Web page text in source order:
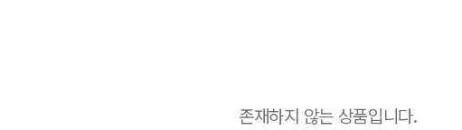
존재하지 않는 상품입니다.